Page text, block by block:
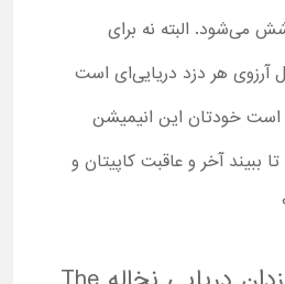
می‌شود. البته نه برای
آرزوی هر دزد دریایی‌ای است
است خودتان این انیمیشن
ببیند آخر و عاقبت کاپیتان و